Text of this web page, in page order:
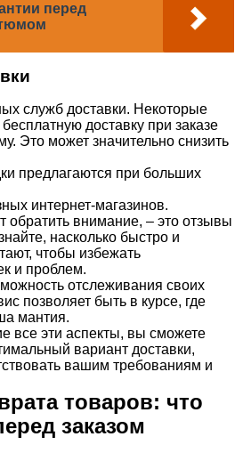
перед
служб доставки. Некоторые
доставку при заказе
Это может значительно снизить
предлагаются при больших
интернет-магазинов.
обратить внимание, – это отзывы
насколько быстро и
чтобы избежать
и проблем.
отслеживания своих
позволяет быть в курсе, где
мантия.
все эти аспекты, вы сможете
вариант доставки,
вашим требованиям и
товаров: что
заказом